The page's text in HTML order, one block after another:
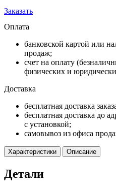
Заказать
Оплата
банковской картой или
продаж;
счет на оплату
физических и
Доставка
бесплатная доставка
бесплатная доставка до
с установкой;
самовывоз из офиса
Характеристики Описание
Детали